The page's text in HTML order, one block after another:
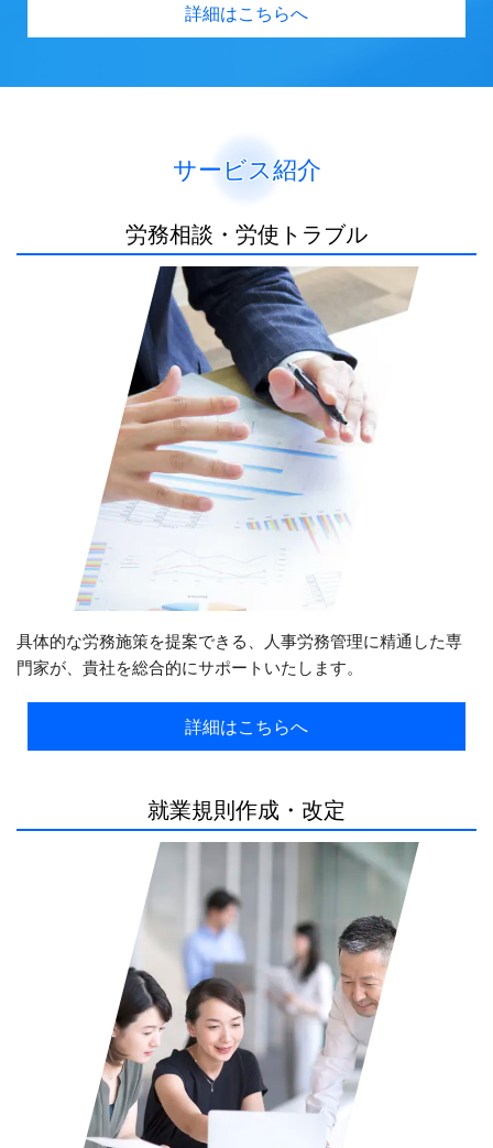
詳細はこちらへ
サービス紹介
労務相談・労使トラブル
具体的な労務施策を提案できる、人事労務管理に精通した専
門家が、貴社を総合的にサポートいたします。
詳細はこちらへ
就業規則作成・改定